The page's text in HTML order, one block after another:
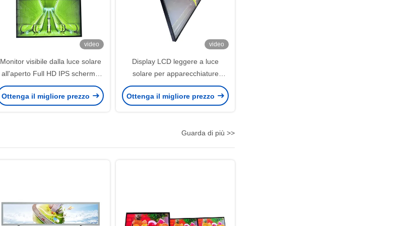
video
Monitor visibile dalla luce solare
all'aperto Full HD IPS schermo
LCD risparmio energetico
personalizzato
Ottenga il migliore prezzo
video
Display LCD leggere a luce
solare per apparecchiature
industriali ultra-sottili UHD
1000Cd 3840x2160
Ottenga il migliore prezzo
Guarda di più >>